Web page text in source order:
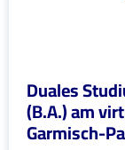
Duales
(B.A.) am
Garmisch-